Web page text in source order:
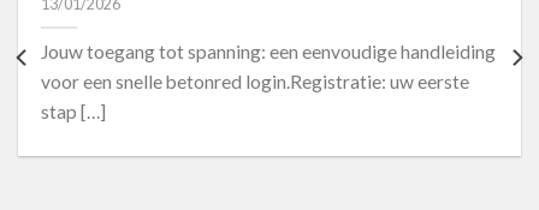
13/01/2026
Jouw toegang tot spanning: een eenvoudige handleiding
voor een snelle betonred login.Registratie: uw eerste
stap […]